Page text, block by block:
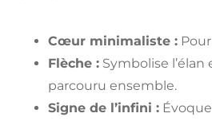
Cœur minimaliste :
Flèche : Symbolise
parcouru ensemble.
Signe de l’infini :